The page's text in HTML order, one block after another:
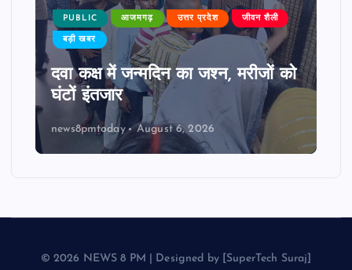
PUBLIC आजमगढ़ उत्तर प्रदेश जीवन शैली
बड़ी खबर
दवा कक्ष में जन्मदिन का जश्न, मरीजों को
घंटों इंतजार
news8pmtoday August 6, 2026
© 2026 NEWS 8 PM | Designed by [SuperTech Suraj]